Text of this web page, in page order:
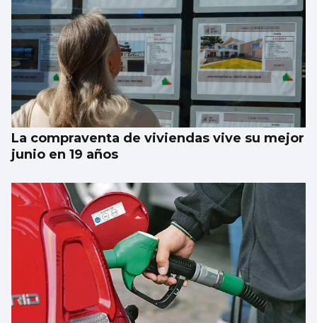
La compraventa de viviendas vive su mejor
junio en 19 años